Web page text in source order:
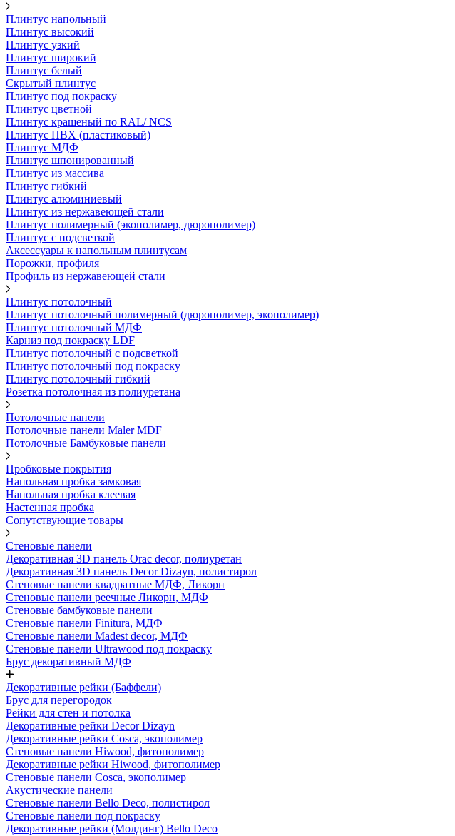
Плинтус напольный
Плинтус высокий
Плинтус узкий
Плинтус широкий
Плинтус белый
Скрытый плинтус
Плинтус под покраску
Плинтус цветной
Плинтус крашеный по RAL/ NCS
Плинтус ПВХ (пластиковый)
Плинтус МДФ
Плинтус шпонированный
Плинтус из массива
Плинтус гибкий
Плинтус алюминиевый
Плинтус из нержавеющей стали
Плинтус полимерный (экополимер, дюрополимер)
Плинтус с подсветкой
Аксессуары к напольным плинтусам
Порожки, профиля
Профиль из нержавеющей стали
Плинтус потолочный
Плинтус потолочный полимерный (дюрополимер, экополимер)
Плинтус потолочный МДФ
Карниз под покраску LDF
Плинтус потолочный с подсветкой
Плинтус потолочный под покраску
Плинтус потолочный гибкий
Розетка потолочная из полиуретана
Потолочные панели
Потолочные панели Maler MDF
Потолочные Бамбуковые панели
Пробковые покрытия
Напольная пробка замковая
Напольная пробка клеевая
Настенная пробка
Сопутствующие товары
Стеновые панели
Декоративная 3D панель Orac decor, полиуретан
Декоративная 3D панель Decor Dizayn, полистирол
Стеновые панели квадратные МДФ, Ликорн
Стеновые панели реечные Ликорн, МДФ
Стеновые бамбуковые панели
Стеновые панели Finitura, МДФ
Стеновые панели Madest decor, МДФ
Стеновые панели Ultrawood под покраску
Брус декоративный МДФ
Декоративные рейки (Баффели)
Брус для перегородок
Рейки для стен и потолка
Декоративные рейки Decor Dizayn
Декоративные рейки Cosca, экополимер
Стеновые панели Hiwood, фитополимер
Декоративные рейки Hiwood, фитополимер
Стеновые панели Cosca, экополимер
Акустические панели
Стеновые панели Bello Deco, полистирол
Стеновые панели под покраску
Декоративные рейки (Молдинг) Bello Deco